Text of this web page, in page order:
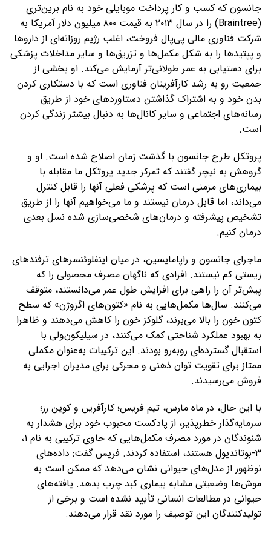
جانسون که کسب و کار پرداخت موبایلی خود به نام برین‌تری
(Braintree) را در سال ۲۰۱۳ به قیمت ۸۰۰ میلیون دلار آمریکا به
شرکت فناوری مالی پی‌پال فروخت، اغلب رژیم روزانه‌ای از داروها
و پپتیدها را به شکل مکمل‌ها و تزریق‌ها و سایر مداخلات پزشکی
برای دستیابی به عمر طولانی‌تر آزمایش می‌کند. او بخشی از
جمعیت رو به رشد کارآفرینان فناوری است که با دستکاری کردن
بدن خود و به اشتراک گذاشتن دستاوردهای خود از طریق
رسانه‌های اجتماعی و سایر کانال‌ها به دنبال بیشتر زندگی کردن
است.
پروتکل طرح جانسون با گذشت زمان اصلاح شده است. او و
گروهش به نیچر گفتند که تمرکز جدید پروتکل ما مقابله با
بیماری‌های مزمنی است که پزشکی فعلی آنها را قابل کنترل
می‌داند، اما قابل درمان نیستند و ما می‌خواهیم آنها را از طریق
تشخیص پیشرفته و درمان‌های شخصی‌سازی شده نسل بعدی
درمان کنیم.
ماجرای جانسون و راپامایسین، در میان اینفلوئنسرهای ترفندهای
زیستی کم نیستند. افرادی که ناگهان مصرف محصولی را که
پیش‌تر آن را راهی برای افزایش طول عمر می‌دانستند، متوقف
می‌کنند. سال‌ها مکمل‌هایی به نام «کتون‌های اگزوژن» که سطح
کتون خون را بالا می‌برند، گلوکز خون را کاهش می‌دهند و ظاهرا
به بهبود عملکرد شناختی کمک می‌کنند، در سیلیکون‌ولی با
استقبال گسترده‌ای روبه‌رو بودند. این ترکیبات به‌عنوان مکملی
ممتاز برای تقویت توان ذهنی و محرکی برای مدیران اجرایی به
فروش می‌رسیدند.
با این حال، در ماه مارس، تیم فریس؛ کارآفرین و کوین رز؛
سرمایه‌گذار خطرپذیر، از پادکست محبوب خود برای هشدار به
شنوندگان در مورد مصرف مکمل‌هایی که حاوی ترکیبی به نام ۱،
۳-بوتاندیول هستند، استفاده کردند. فریس گفت: داده‌های
نوظهور از مدل‌های حیوانی نشان می‌دهد که ممکن است به
موش‌ها وضعیتی مشابه بیماری کبد چرب بدهد. یافته‌های
حیوانی در مطالعات انسانی تأیید نشده است و برخی از
تولیدکنندگان این توصیف را مورد نقد قرار می‌دهند.